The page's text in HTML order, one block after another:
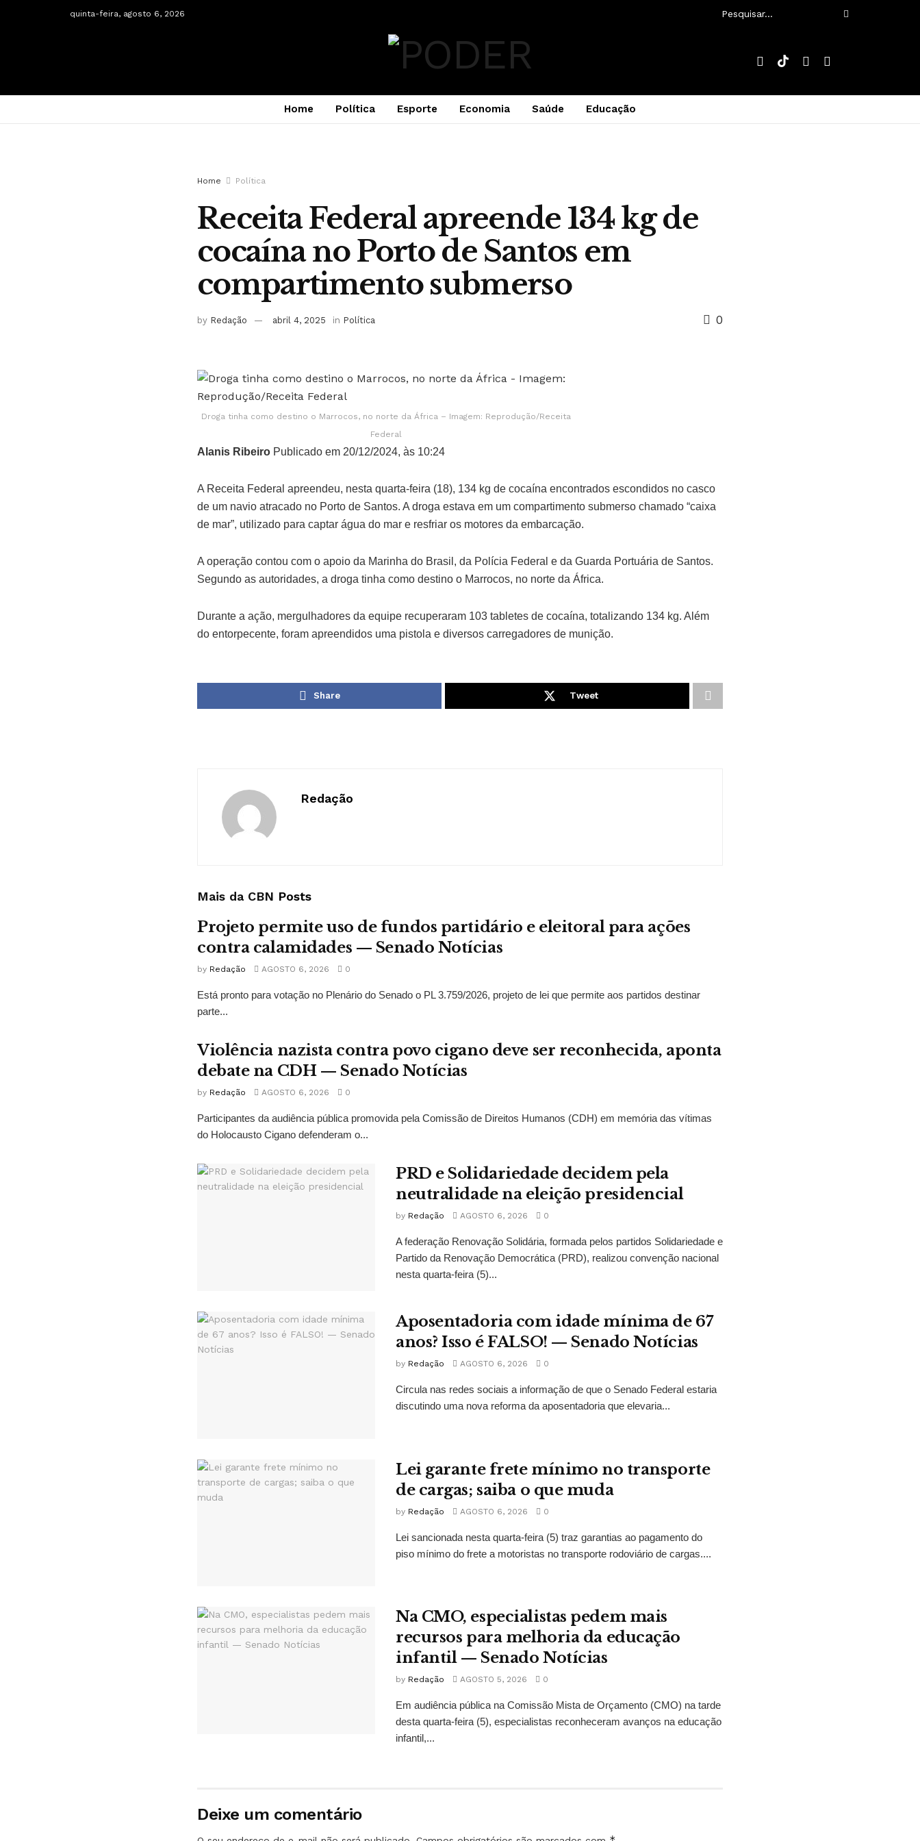
quinta-feira, agosto 6, 2026
Home Política Esporte Economia Saúde Educação
Home Política
Receita Federal apreende 134 kg de
cocaína no Porto de Santos em
compartimento submerso
by Redação abril 4, 2025 in Política 0
Droga tinha como destino o Marrocos, no norte da África – Imagem: Reprodução/Receita
Federal
Alanis Ribeiro Publicado em 20/12/2024, às 10:24
A Receita Federal apreendeu, nesta quarta-feira (18), 134 kg de cocaína encontrados escondidos no casco
de um navio atracado no Porto de Santos. A droga estava em um compartimento submerso chamado “caixa
de mar”, utilizado para captar água do mar e resfriar os motores da embarcação.
A operação contou com o apoio da Marinha do Brasil, da Polícia Federal e da Guarda Portuária de Santos.
Segundo as autoridades, a droga tinha como destino o Marrocos, no norte da África.
Durante a ação, mergulhadores da equipe recuperaram 103 tabletes de cocaína, totalizando 134 kg. Além
do entorpecente, foram apreendidos uma pistola e diversos carregadores de munição.
Share Tweet
Redação
Mais da CBN Posts
Projeto permite uso de fundos partidário e eleitoral para ações
contra calamidades — Senado Notícias
by Redação AGOSTO 6, 2026 0
Está pronto para votação no Plenário do Senado o PL 3.759/2026, projeto de lei que permite aos partidos destinar
parte...
Violência nazista contra povo cigano deve ser reconhecida, aponta
debate na CDH — Senado Notícias
by Redação AGOSTO 6, 2026 0
Participantes da audiência pública promovida pela Comissão de Direitos Humanos (CDH) em memória das vítimas
do Holocausto Cigano defenderam o...
PRD e Solidariedade decidem pela
neutralidade na eleição presidencial
by Redação AGOSTO 6, 2026 0
A federação Renovação Solidária, formada pelos partidos Solidariedade e
Partido da Renovação Democrática (PRD), realizou convenção nacional
nesta quarta-feira (5)...
Aposentadoria com idade mínima de 67
anos? Isso é FALSO! — Senado Notícias
by Redação AGOSTO 6, 2026 0
Circula nas redes sociais a informação de que o Senado Federal estaria
discutindo uma nova reforma da aposentadoria que elevaria...
Lei garante frete mínimo no transporte
de cargas; saiba o que muda
by Redação AGOSTO 6, 2026 0
Lei sancionada nesta quarta-feira (5) traz garantias ao pagamento do
piso mínimo do frete a motoristas no transporte rodoviário de cargas....
Na CMO, especialistas pedem mais
recursos para melhoria da educação
infantil — Senado Notícias
by Redação AGOSTO 5, 2026 0
Em audiência pública na Comissão Mista de Orçamento (CMO) na tarde
desta quarta-feira (5), especialistas reconheceram avanços na educação
infantil,...
Deixe um comentário